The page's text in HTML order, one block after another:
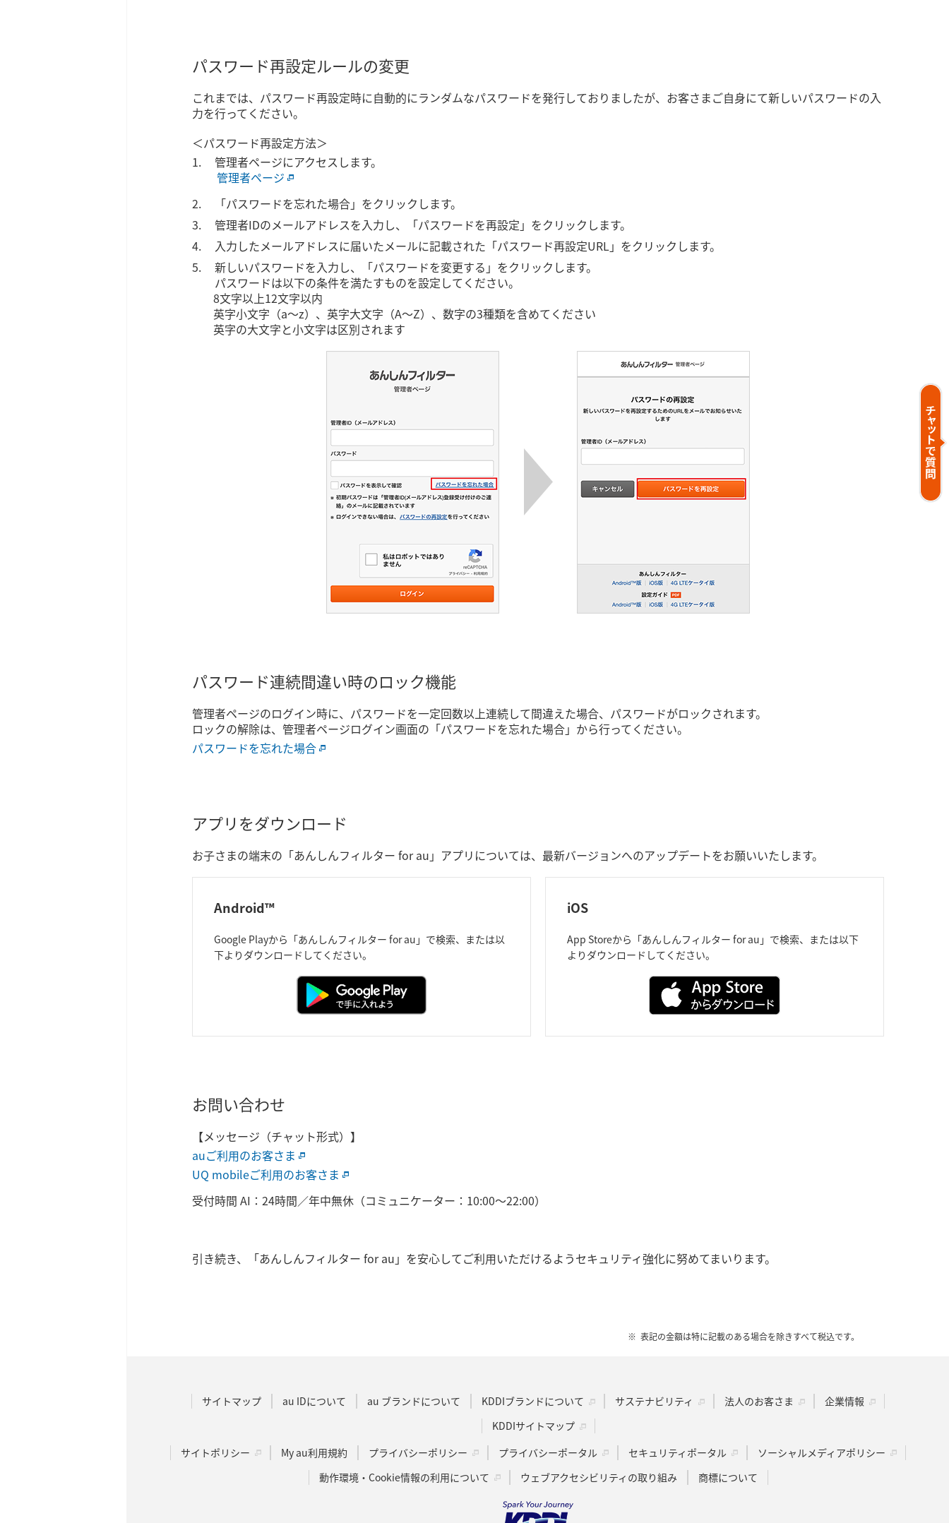
パスワード再設定ルールの変更
これまでは、パスワード再設定時に自動的にランダムなパスワードを発行しておりましたが、お客さまご自身にて新しいパスワードの入
力を行ってください。
＜パスワード再設定方法＞
管理者ページにアクセスします。
管理者ページ
「パスワードを忘れた場合」をクリックします。
管理者IDのメールアドレスを入力し、「パスワードを再設定」をクリックします。
入力したメールアドレスに届いたメールに記載された「パスワード再設定URL」をクリックします。
新しいパスワードを入力し、「パスワードを変更する」をクリックします。
パスワードは以下の条件を満たすものを設定してください。
8文字以上12文字以内
英字小文字（a～z）、英字大文字（A～Z）、数字の3種類を含めてください
英字の大文字と小文字は区別されます
パスワード連続間違い時のロック機能
管理者ページのログイン時に、パスワードを一定回数以上連続して間違えた場合、パスワードがロックされます。
ロックの解除は、管理者ページログイン画面の「パスワードを忘れた場合」から行ってください。
パスワードを忘れた場合
アプリをダウンロード
お子さまの端末の「あんしんフィルター for au」アプリについては、最新バージョンへのアップデートをお願いいたします。
Android™
Google Playから「あんしんフィルター for au」で検索、または以
下よりダウンロードしてください。
iOS
App Storeから「あんしんフィルター for au」で検索、または以下
よりダウンロードしてください。
お問い合わせ
【メッセージ（チャット形式）】
auご利用のお客さま
UQ mobileご利用のお客さま
受付時間 AI：24時間／年中無休（コミュニケーター：10:00～22:00）
引き続き、「あんしんフィルター for au」を安心してご利用いただけるようセキュリティ強化に努めてまいります。
表記の金額は特に記載のある場合を除きすべて税込です。
サイトマップ au IDについて au ブランドについて KDDIブランドについて サステナビリティ 法人のお客さま
企業情報
KDDIサイトマップ
サイトポリシー
My au利用規約 プライバシーポリシー プライバシーポータル セキュリティポータル
ソーシャルメディアポリシー
動作環境・Cookie情報の利用について
ウェブアクセシビリティの取り組み 商標について